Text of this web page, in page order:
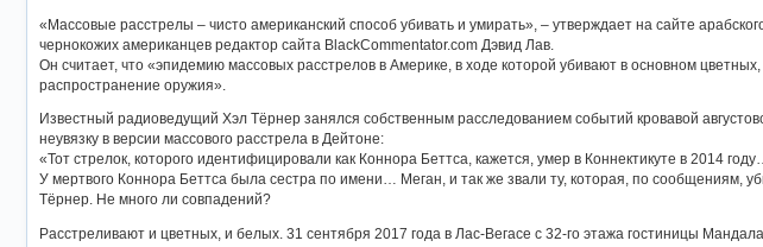
«Массовые расстрелы – чисто американский способ убивать и умирать», – утверждает на сайте
чернокожих американцев редактор сайта BlackCommentator.com Дэвид Лав.
Он считает, что «эпидемию массовых расстрелов в Америке, в ходе которой убивают в основном
распространение оружия».
Известный радиоведущий Хэл Тёрнер занялся собственным расследованием событий кровавой
неувязку в версии массового расстрела в Дейтоне:
«Тот стрелок, которого идентифицировали как Коннора Беттса, кажется, умер в Коннектикуте в 2014 году…
У мертвого Коннора Беттса была сестра по имени… Меган, и так же звали ту, которая, по сообщениям,
Тёрнер. Не много ли совпадений?
Расстреливают и цветных, и белых. 31 сентября 2017 года в Лас-Вегасе с 32-го этажа гостиницы